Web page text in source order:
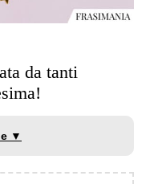
da tanti
▼